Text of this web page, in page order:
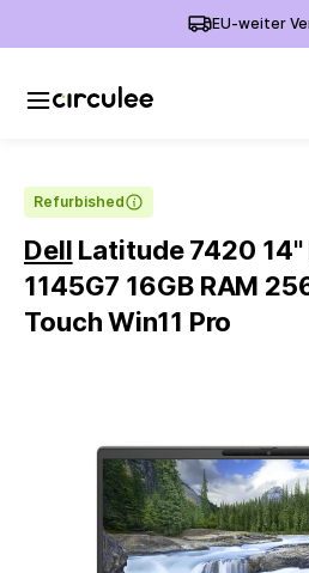
EU-weiter
Refurbished
Dell Latitude 7420
1145G7 16GB RAM
Touch Win11 Pro